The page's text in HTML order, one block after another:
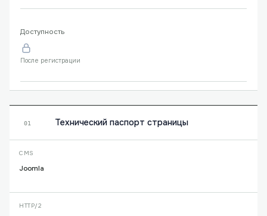
Доступность
После регистрации
01 Технический паспорт страницы
CMS
Joomla
HTTP/2